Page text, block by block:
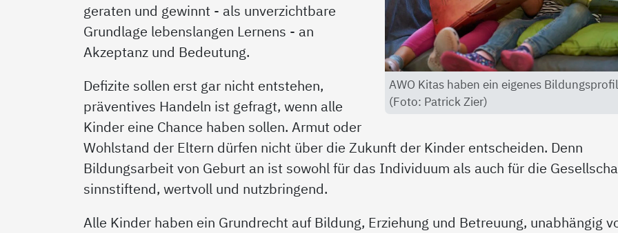
AWO Kitas haben ein eigenes Bildungsprofil
(Foto: Patrick Zier)
geraten und gewinnt - als unverzichtbare
Grundlage lebenslangen Lernens - an
Akzeptanz und Bedeutung.
Defizite sollen erst gar nicht entstehen,
präventives Handeln ist gefragt, wenn alle
Kinder eine Chance haben sollen. Armut oder
Wohlstand der Eltern dürfen nicht über die Zukunft der Kinder entscheiden. Denn
Bildungsarbeit von Geburt an ist sowohl für das Individuum als auch für die
sinnstiftend, wertvoll und nutzbringend.
Alle Kinder haben ein Grundrecht auf Bildung, Erziehung und Betreuung, unabhängig